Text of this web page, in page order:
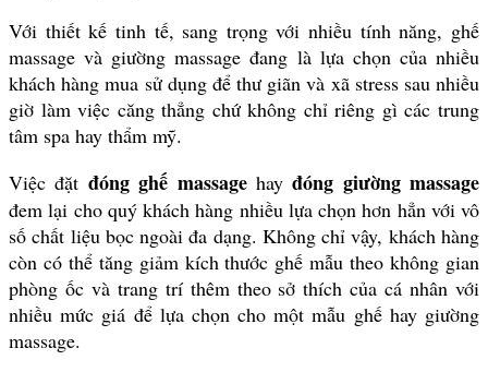
Với thiết kế tinh tế, sang trọng với nhiều tính năng, ghế
massage và giường massage đang là lựa chọn của nhiều
khách hàng mua sử dụng để thư giãn và xã stress sau nhiều
giờ làm việc căng thẳng chứ không chỉ riêng gì các trung
tâm spa hay thẩm mỹ.
Việc đặt đóng ghế massage hayđóng giường massage
đem lại cho quý khách hàng nhiều lựa chọn hơn hẳn với vô
số chất liệu bọc ngoài đa dạng. Không chỉ vậy, khách hàng
còn có thể tăng giảm kích thước ghế mẫu theo không gian
phòng ốc và trang trí thêm theo sở thích của cá nhân với
nhiều mức giá để lựa chọn cho một mẫu ghế hay giường
massage.